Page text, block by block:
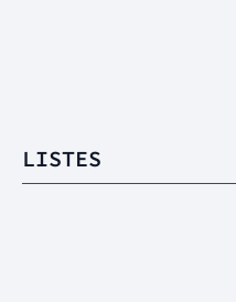
LISTES